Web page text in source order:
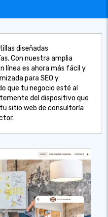
diseñadas
Con nuestra amplia
línea es ahora más fácil y
para SEO y
que tu negocio esté al
del dispositivo que
sitio web de consultoría